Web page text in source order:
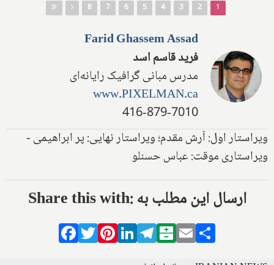
1
2
3
4
5
6
7
8
Farid Ghassem Assad
فرید قاسم اسد
مدرس مبانی گرافیک رایانه‌ای
www.PIXELMAN.ca
416-879-7010
ویراستار اول: آرش مقدم؛ ویراستار نهایی: پر ابراهیمی -
ویراستاری موقت: عباس حسنلو
Share this with: ارسال این مطلب به
Facebook
TwitterPinterestLinkedIn
Telegram
Balatarin
Email